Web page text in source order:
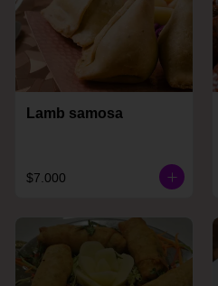
Lamb samosa
$7.000